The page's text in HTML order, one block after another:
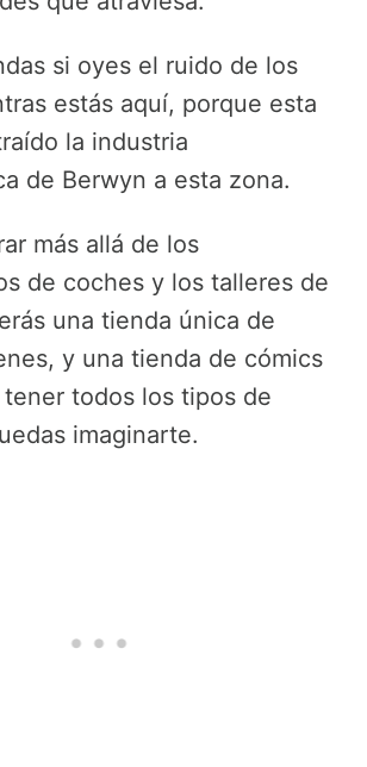
si oyes el ruido de los
estás aquí, porque esta
la industria
de Berwyn a esta zona.
más allá de los
de coches y los talleres de
una tienda única de
y una tienda de cómics
todos los tipos de
imaginarte.